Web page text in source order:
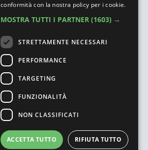
conformità con la nostra policy per i cookie.
MOSTRA TUTTI I PARTNER (1603) →
STRETTAMENTE NECESSARI
PERFORMANCE
TARGETING
FUNZIONALITÀ
NON CLASSIFICATI
ACCETTA TUTTO RIFIUTA TUTTO